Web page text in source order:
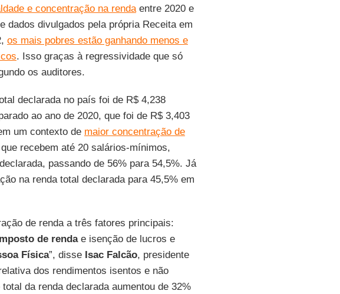
e concentração na rendaentre 2020 e
dados divulgados pela própria Receita em
os mais pobres estão ganhando menos e
. Isso graças à regressividade que só
os auditores.
declarada no país foi de R$ 4,238
ao ano de 2020, que foi de R$ 3,403
um contexto de maior concentração de
recebem até 20 salários-mínimos,
passando de 56% para 54,5%. Já
na renda total declarada para 45,5% em
de renda a três fatores principais:
de rendae isenção de lucros e
Física”, disse Isac Falcão, presidente
dos rendimentos isentos e não
da renda declarada aumentou de 32%